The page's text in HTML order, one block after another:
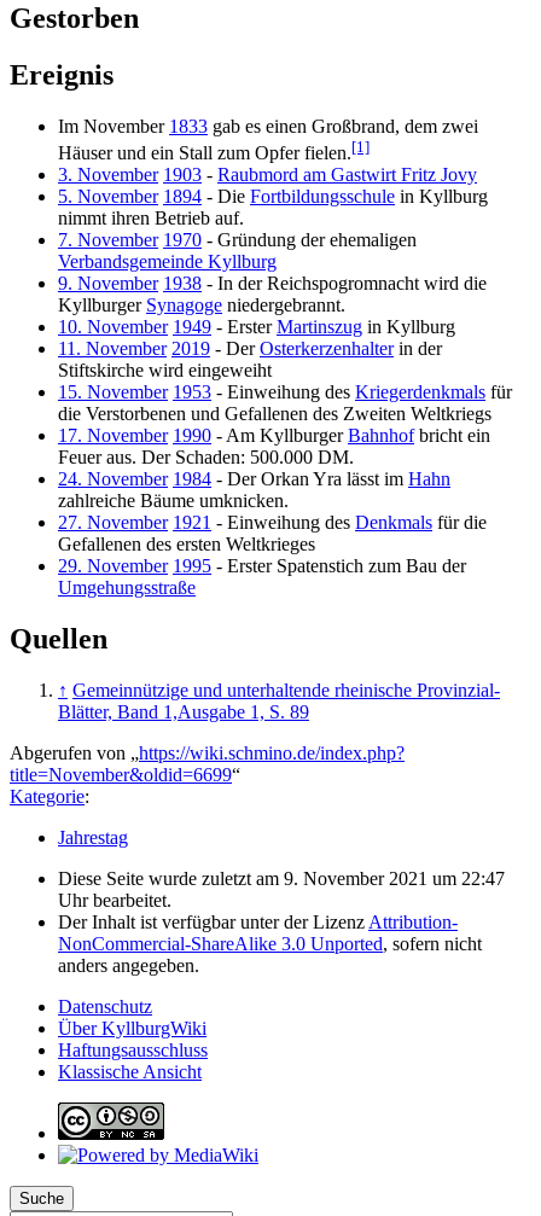
Gestorben
Ereignis
Im November 1833 gab es einen Großbrand, dem zwei
Häuser und ein Stall zum Opfer fielen.[1]
3. November 1903 - Raubmord am Gastwirt Fritz Jovy
5. November 1894 - Die Fortbildungsschule in Kyllburg
nimmt ihren Betrieb auf.
7. November 1970 - Gründung der ehemaligen
Verbandsgemeinde Kyllburg
9. November 1938 - In der Reichspogromnacht wird die
Kyllburger Synagoge niedergebrannt.
10. November 1949 - ErsterMartinszug in Kyllburg
11. November 2019 - DerOsterkerzenhalterin der
Stiftskirche wird eingeweiht
15. November 1953 - Einweihung des Kriegerdenkmals für
die Verstorbenen und Gefallenen des Zweiten Weltkriegs
17. November 1990 - Am KyllburgerBahnhofbricht ein
Feuer aus. Der Schaden: 500.000 DM.
24. November 1984 - Der Orkan Yra lässt im Hahn
zahlreiche Bäume umknicken.
27. November 1921 - Einweihung des Denkmals für die
Gefallenen des ersten Weltkrieges
29. November 1995 - Erster Spatenstich zum Bau der
Umgehungsstraße
Quellen
↑ Gemeinnützige und unterhaltende rheinische Provinzial-
Blätter, Band 1,Ausgabe 1, S. 89
Abgerufen von „https://wiki.schmino.de/index.php?
title=November&oldid=6699“
Kategorie:
Jahrestag
Diese Seite wurde zuletzt am 9. November 2021 um 22:47
Uhr bearbeitet.
Der Inhalt ist verfügbar unter der Lizenz Attribution-
NonCommercial-ShareAlike 3.0 Unported, sofern nicht
anders angegeben.
Datenschutz
Über KyllburgWiki
Haftungsausschluss
Klassische Ansicht
Suche